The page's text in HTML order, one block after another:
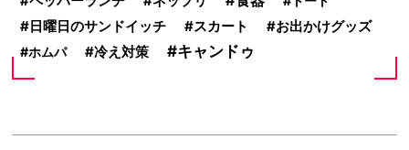
日曜日のサンドイッチ スカート お出かけグッズ
ホムパ 冷え対策 キャンドゥ